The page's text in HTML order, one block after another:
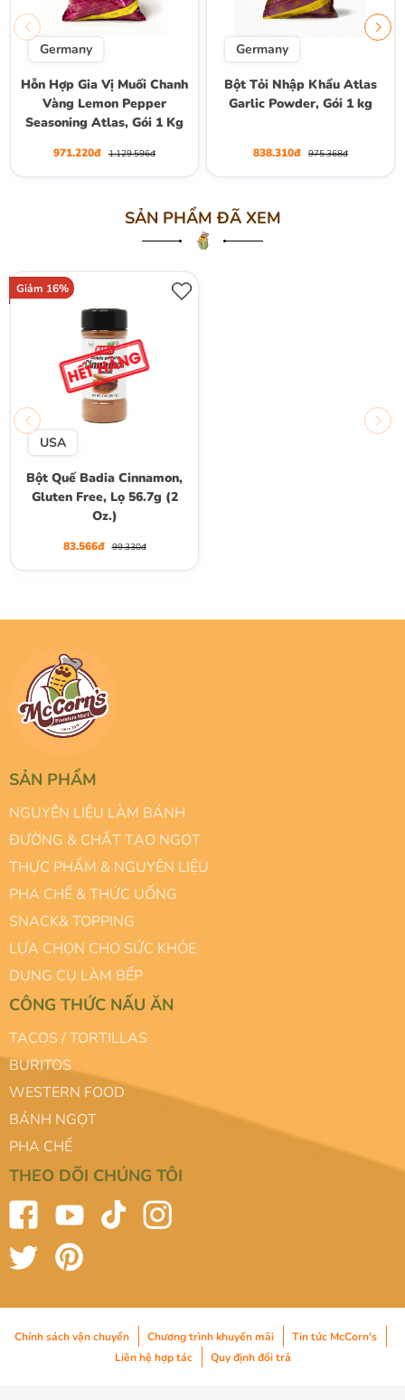
Germany
Hỗn Hợp Gia Vị Muối Chanh
Vàng Lemon Pepper
Seasoning Atlas, Gói 1 Kg
971.220đ 1.129.596đ
Germany
Bột Tỏi Nhập Khẩu Atlas
Garlic Powder, Gói 1 kg
838.310đ 975.368đ
SẢN PHẨM ĐÃ XEM
Giảm 16%
USA
Bột Quế Badia Cinnamon,
Gluten Free, Lọ 56.7g (2
Oz.)
83.566đ 99.330đ
SẢN PHẨM
NGUYÊN LIỆU LÀM BÁNH
ĐƯỜNG & CHẤT TẠO NGỌT
THỰC PHẨM & NGUYÊN LIỆU
PHA CHẾ & THỨC UỐNG
SNACK& TOPPING
LỰA CHỌN CHO SỨC KHỎE
DỤNG CỤ LÀM BẾP
CÔNG THỨC NẤU ĂN
TACOS / TORTILLAS
BURITOS
WESTERN FOOD
BÁNH NGỌT
PHA CHẾ
THEO DÕI CHÚNG TÔI
Chính sách vận chuyển Chương trình khuyến mãi
Tin tức McCorn's
Liên hệ hợp tác
Quy định đổi trả